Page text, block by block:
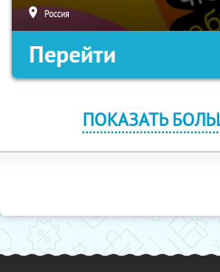
Россия
Перейти
ПОКАЗАТЬ